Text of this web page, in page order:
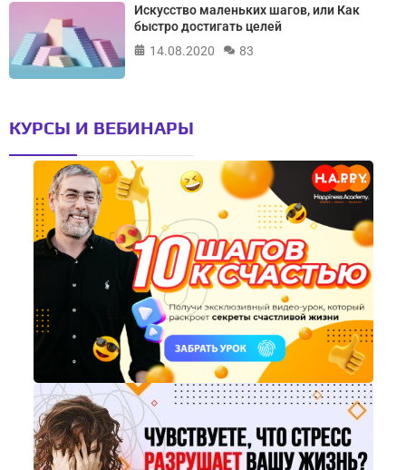
Искусство маленьких шагов, или Как
быстро достигать целей
14.08.2020
83
КУРСЫ И ВЕБИНАРЫ